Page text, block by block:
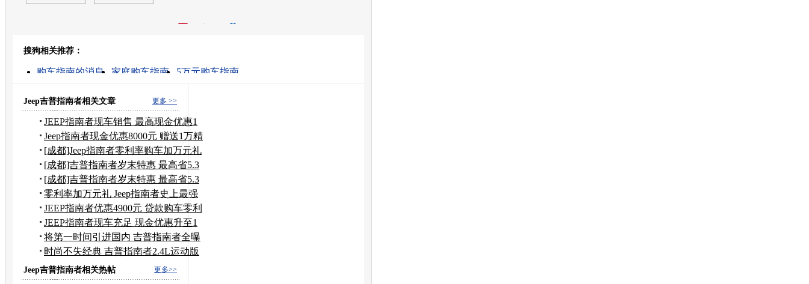
转发至：
搜狗相关推荐：
购车指南的消息 家庭购车指南
5万元购车指南
奇星电子
奇星教育 奇星虚汗停
更多 >>
Jeep吉普指南者相关文章
JEEP指南者现车销售 最高现金优惠1
万元
Jeep指南者现金优惠8000元 赠送1万精
品
[成都]Jeep指南者零利率购车加万元礼
包
[成都]吉普指南者岁末特惠 最高省5.3
万
[成都]吉普指南者岁末特惠 最高省5.3
万
零利率加万元礼 Jeep指南者史上最强
优惠
JEEP指南者优惠4900元 贷款购车零利
率
JEEP指南者现车充足 现金优惠升至1
万元
将第一时间引进国内 吉普指南者全曝
光
时尚不失经典 吉普指南者2.4L运动版
更多>>
Jeep吉普指南者相关热帖